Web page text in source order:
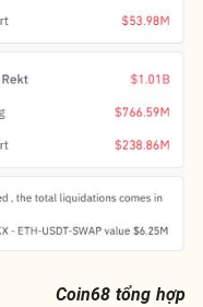
Coin68 tổng hợp